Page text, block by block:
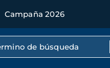
Campaña 2026
texto completo